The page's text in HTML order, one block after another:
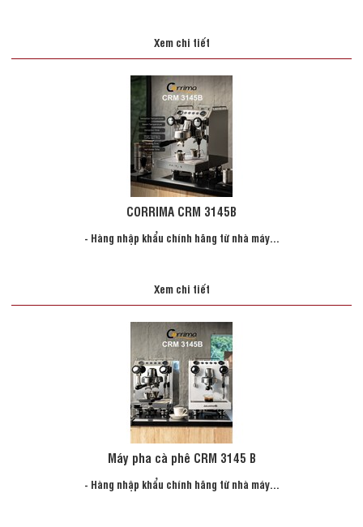
Xem chi tiết
CORRIMA CRM 3145B
- Hàng nhập khẩu chính hãng từ nhà máy...
Xem chi tiết
Máy pha cà phê CRM 3145 B
- Hàng nhập khẩu chính hãng từ nhà máy...